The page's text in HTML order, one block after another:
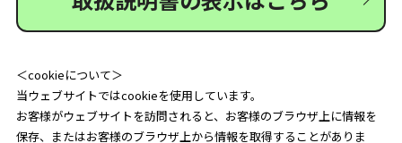
＜cookieについて＞
当ウェブサイトではcookieを使用しています。
お客様がウェブサイトを訪問されると、お客様のブラウザ上に情報を
保存、またはお客様のブラウザ上から情報を取得することがありま